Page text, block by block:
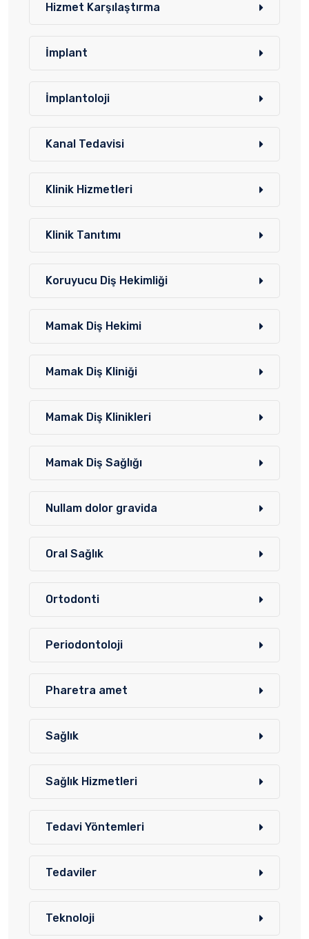
Hizmet Karşılaştırma
İmplant
İmplantoloji
Kanal Tedavisi
Klinik Hizmetleri
Klinik Tanıtımı
Koruyucu Diş Hekimliği
Mamak Diş Hekimi
Mamak Diş Kliniği
Mamak Diş Klinikleri
Mamak Diş Sağlığı
Nullam dolor gravida
Oral Sağlık
Ortodonti
Periodontoloji
Pharetra amet
Sağlık
Sağlık Hizmetleri
Tedavi Yöntemleri
Tedaviler
Teknoloji